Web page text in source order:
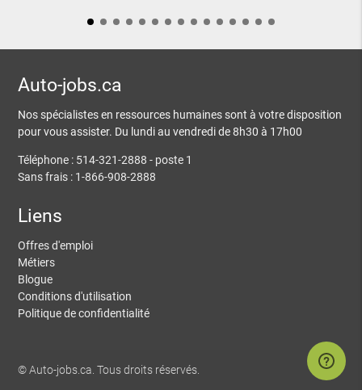
Auto-jobs.ca
Nos spécialistes en ressources humaines sont à votre disposition
pour vous assister. Du lundi au vendredi de 8h30 à 17h00
Téléphone : 514-321-2888 - poste 1
Sans frais : 1-866-908-2888
Liens
Offres d'emploi
Métiers
Blogue
Conditions d'utilisation
Politique de confidentialité
© Auto-jobs.ca. Tous droits réservés.